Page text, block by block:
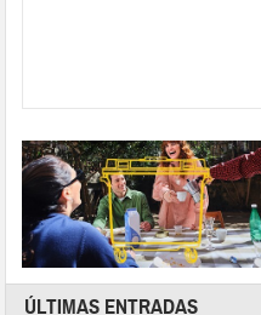
ÚLTIMAS ENTRADAS